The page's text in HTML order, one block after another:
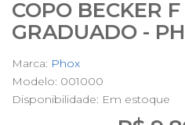
COPO BECKER
GRADUADO -
Marca: Phox
Modelo: 001000
Disponibilidade: Em estoque